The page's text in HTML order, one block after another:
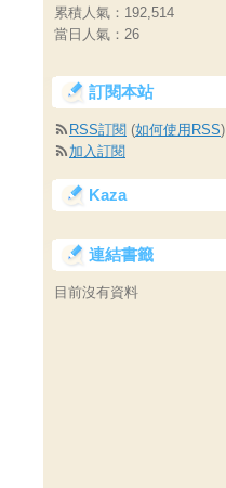
累積人氣： 192,514
當日人氣： 26
訂閱本站
RSS訂閱 (如何使用RSS)
加入訂閱
Kaza
連結書籤
目前沒有資料